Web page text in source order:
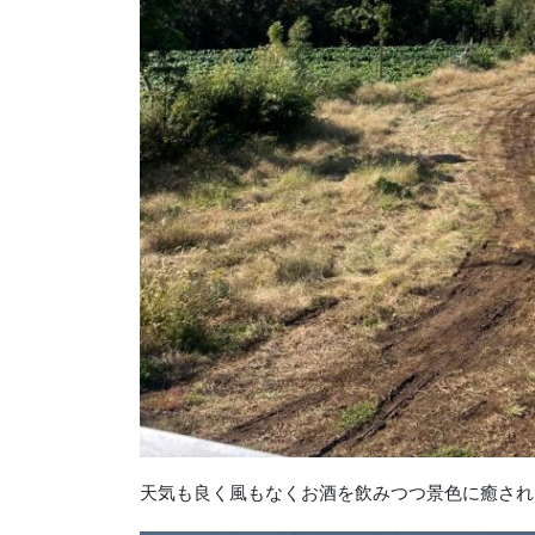
天気も良く風もなくお酒を飲みつつ景色に癒さ